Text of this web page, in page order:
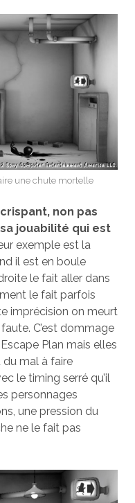
une chute mortelle
non pas
jouabilité qui est
exemple est la
il est en boule
le fait aller dans
le fait parfois
imprécision on meurt
C’est dommage
Plan mais elles
du mal à faire
le timing serré qu’il
personnages
une pression du
ne le fait pas